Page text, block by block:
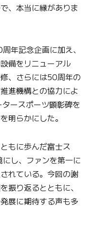
、本当に縁がありま
年記念企画に加え、
備をリニューアル
、さらには50周年の
進機構との協力によ
ースポーツ顕彰碑を
明らかにした。
もに歩んだ富士ス
し、ファンを第一に
れている。今回の謝
振り返るとともに、
展に期待する声も多